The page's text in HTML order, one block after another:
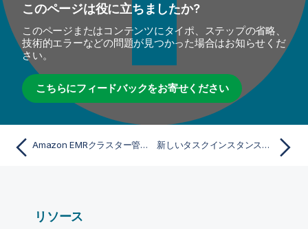
このページは役に立ちましたか?
このページまたはコンテンツにタイポ、ステップの省略、
技術的エラーなどの問題が見つかった場合はお知らせくだ
さい。
こちらにフィードバックをお寄せください
Amazon EMRクラスター管理ジョブを作成する 新しいタスクインスタンスグループを追加してAmazon EMRクラスターのサイズを変更する
リソース